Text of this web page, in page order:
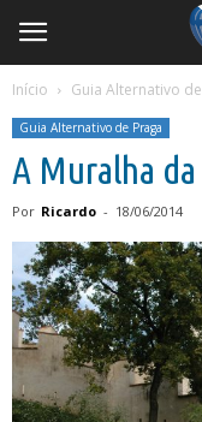
Início Guia Alternativo
Guia Alternativo de Praga
A Muralha da
Por Ricardo - 18/06/2014